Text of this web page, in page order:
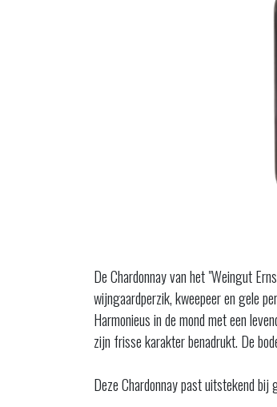
De Chardonnay van het "Weingut
wijngaardperzik, kweepeer en gele
Harmonieus in de mond met een
zijn frisse karakter benadrukt. De
Deze Chardonnay past uitstekend